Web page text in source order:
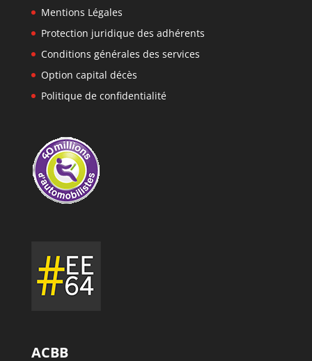
Mentions Légales
Protection juridique des adhérents
Conditions générales des services
Option capital décès
Politique de confidentialité
ACBB